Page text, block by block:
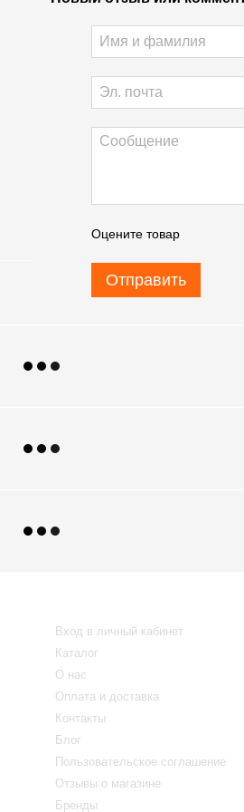
Оцените товар
Отправить
Вход в личный кабинет
Каталог
О нас
Оплата и доставка
Контакты
Блог
Пользовательское соглашение
Отзывы о магазине
Бренды